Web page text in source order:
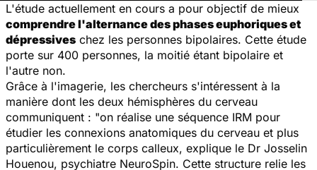
L'étude actuellement en cours a pour objectif de mieux
comprendre l'alternance des phases euphoriques et
dépressives chez les personnes bipolaires. Cette étude
porte sur 400 personnes, la moitié étant bipolaire et
l'autre non.
Grâce à l'imagerie, les chercheurs s'intéressent à la
manière dont les deux hémisphères du cerveau
communiquent : "on réalise une séquence IRM pour
étudier les connexions anatomiques du cerveau et plus
particulièrement le corps calleux, explique le Dr Josselin
Houenou, psychiatre NeuroSpin. Cette structure relie les